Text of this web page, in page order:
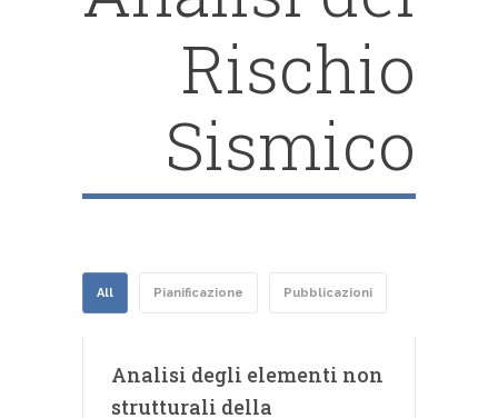
Rischio
Sismico
All Pianificazione Pubblicazioni
Analisi degli elementi non
strutturali della